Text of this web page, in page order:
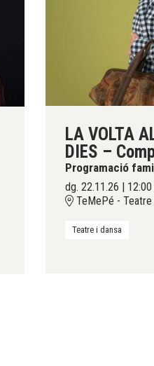
LA VOLTA
DIES –
Programació
dg. 22.11.26
12:00
TeMePé - Teatre
Teatre i dansa